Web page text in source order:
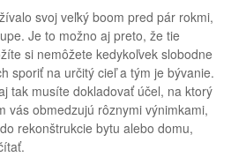
svoj veľký boom pred pár rokmi,
Je to možno aj preto, že tie
si nemôžete kedykoľvek slobodne
sporiť na určitý cieľ a tým je bývanie.
tak musíte dokladovať účel, na ktorý
vás obmedzujú rôznymi výnimkami,
rekonštrukcie bytu alebo domu,